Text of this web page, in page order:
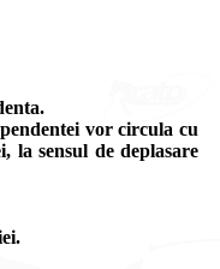
vor circula cu
la sensul de deplasare